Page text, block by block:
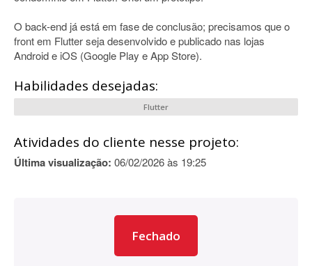
O back-end já está em fase de conclusão; precisamos que o
front em Flutter seja desenvolvido e publicado nas lojas
Android e iOS (Google Play e App Store).
Habilidades desejadas:
Flutter
Atividades do cliente nesse projeto:
Última visualização: 06/02/2026 às 19:25
Fechado